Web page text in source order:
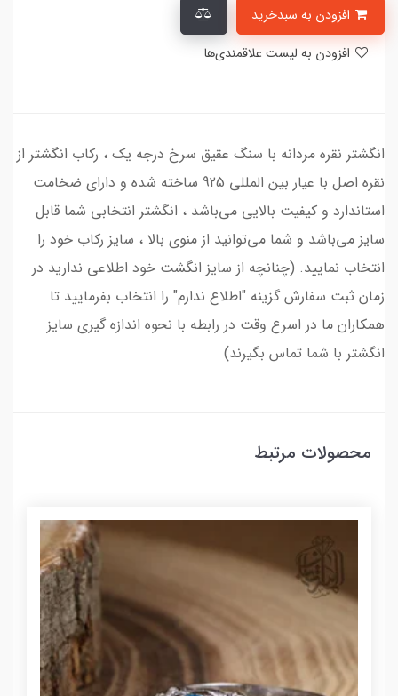
انگشتر نقره مردانه با سنگ عقیق سرخ درجه یک ، رکاب انگشتر از
نقره اصل با عیار بین المللی 925 ساخته شده و دارای ضخامت
استاندارد و کیفیت بالایی می‌باشد ، انگشتر انتخابی شما قابل
سایز می‌باشد و شما می‌توانید از منوی بالا ، سایز رکاب خود را
انتخاب نمایید. (چنانچه از سایز انگشت خود اطلاعی ندارید در
زمان ثبت سفارش گزینه "اطلاع ندارم" را انتخاب بفرمایید تا
همکاران ما در اسرع وقت در رابطه با نحوه اندازه گیری سایز
انگشتر با شما تماس بگیرند)
محصولات مرتبط